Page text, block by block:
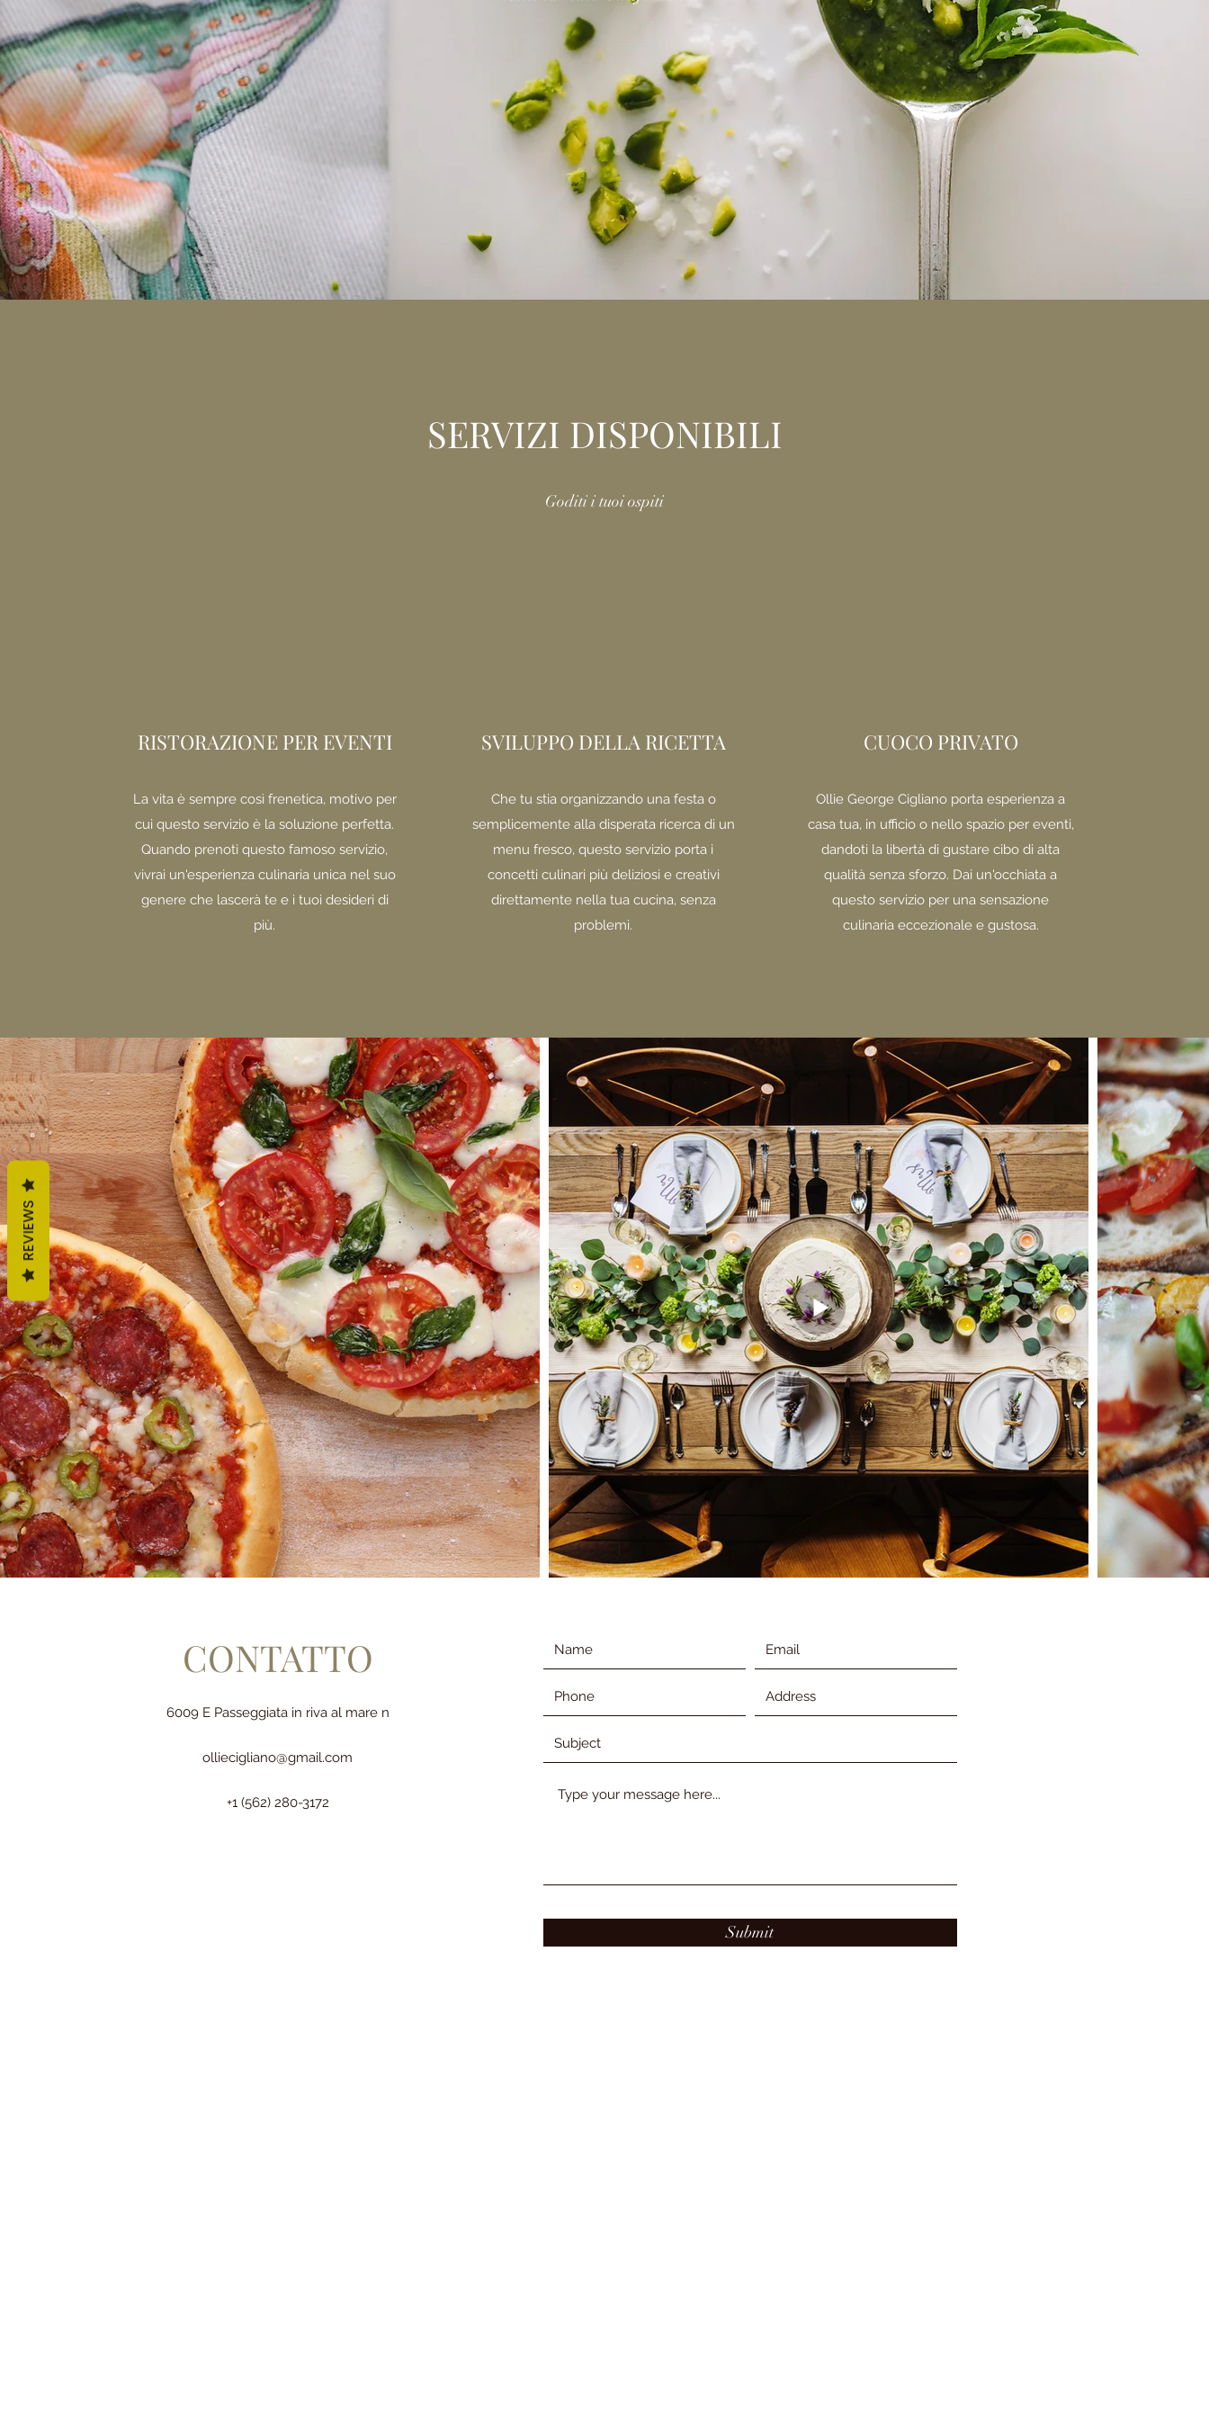
SERVIZI DISPONIBILI
Goditi i tuoi ospiti
RISTORAZIONE PER EVENTI
La vita è sempre così frenetica, motivo per
cui questo servizio è la soluzione perfetta.
Quando prenoti questo famoso servizio,
vivrai un'esperienza culinaria unica nel suo
genere che lascerà te e i tuoi desideri di
più.
SVILUPPO DELLA RICETTA
Che tu stia organizzando una festa o
semplicemente alla disperata ricerca di un
menu fresco, questo servizio porta i
concetti culinari più deliziosi e creativi
direttamente nella tua cucina, senza
problemi.
CUOCO PRIVATO
Ollie George Cigliano porta esperienza a
casa tua, in ufficio o nello spazio per eventi,
dandoti la libertà di gustare cibo di alta
qualità senza sforzo. Dai un'occhiata a
questo servizio per una sensazione
culinaria eccezionale e gustosa.
CONTATTO
6009 E Passeggiata in riva al mare n
olliecigliano@gmail.com
+1 (562) 280-3172
Submit
REVIEWS